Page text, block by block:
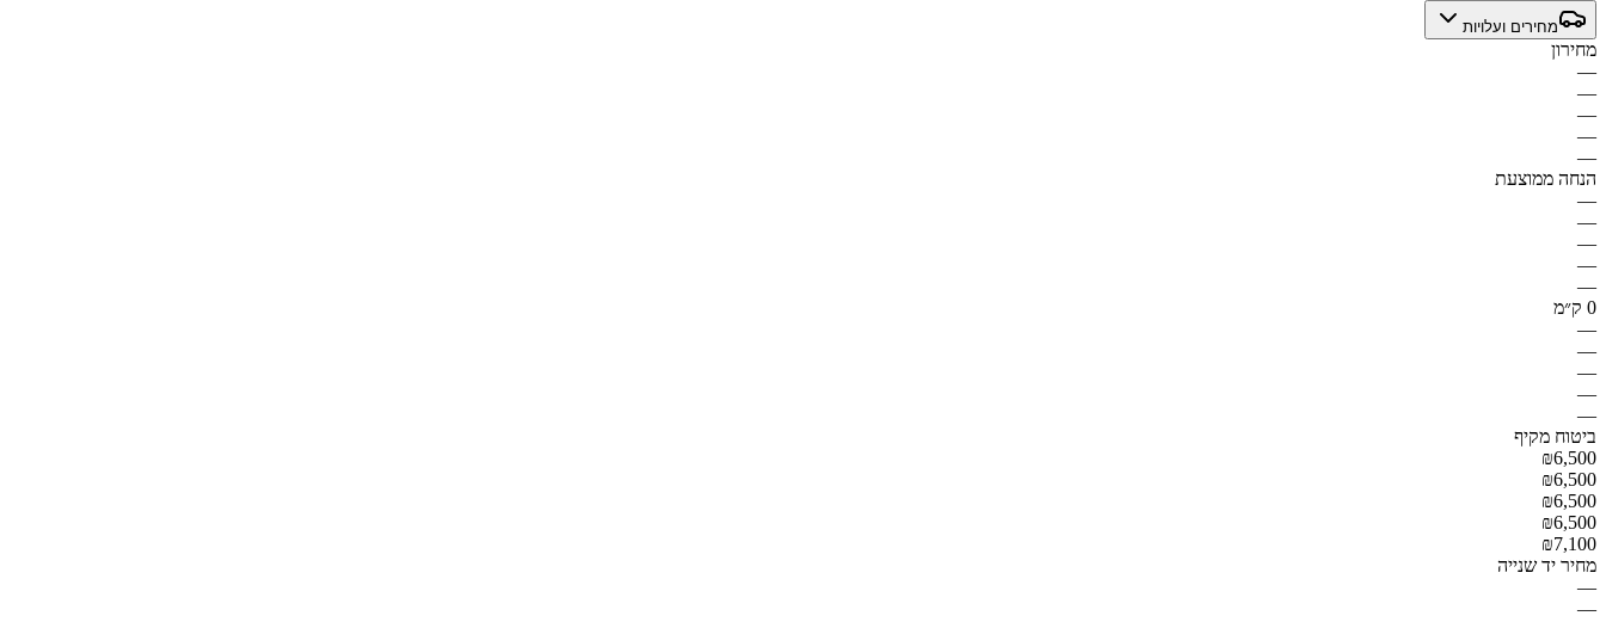
מחירים ועלויות
מחירון
—
—
—
—
—
הנחה ממוצעת
—
—
—
—
—
0 ק״מ
—
—
—
—
—
ביטוח מקיף
₪6,500
₪6,500
₪6,500
₪6,500
₪7,100
מחיר יד שנייה
—
—